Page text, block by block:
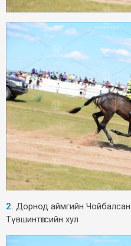
2. Дорнод аймгийн
Түвшинтөгсийн хул